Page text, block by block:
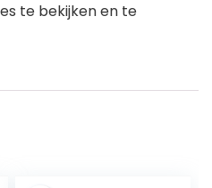
te bekijken en te